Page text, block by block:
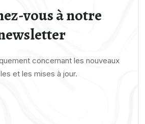
vous à notre
concernant les nouveaux
et les mises à jour.